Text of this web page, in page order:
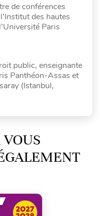
de conférences
des hautes
Paris
public, enseignante
Panthéon-Assas et
(Istanbul,
VOUS